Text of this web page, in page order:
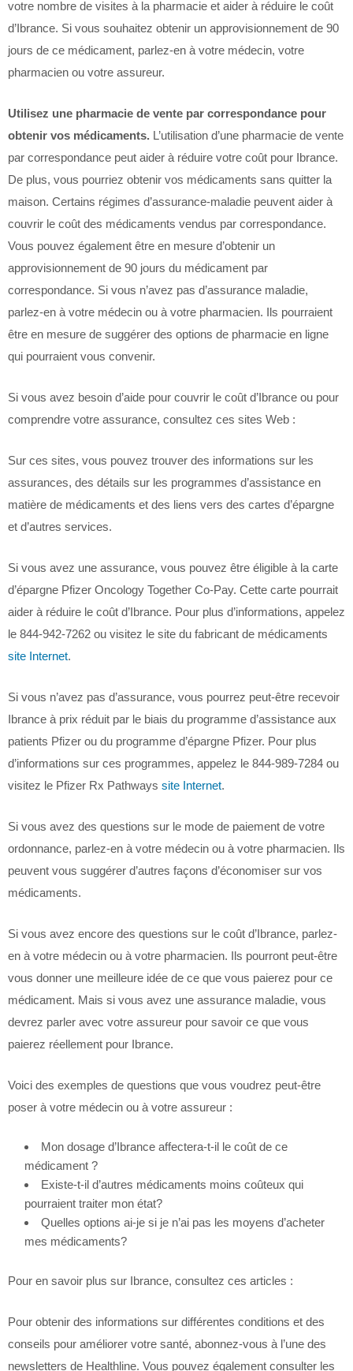
votre nombre de visites à la pharmacie et aider à réduire le coût
d’Ibrance. Si vous souhaitez obtenir un approvisionnement de 90
jours de ce médicament, parlez-en à votre médecin, votre
pharmacien ou votre assureur.
Utilisez une pharmacie de vente par correspondance pour
obtenir vos médicaments. L’utilisation d’une pharmacie de vente
par correspondance peut aider à réduire votre coût pour Ibrance.
De plus, vous pourriez obtenir vos médicaments sans quitter la
maison. Certains régimes d’assurance-maladie peuvent aider à
couvrir le coût des médicaments vendus par correspondance.
Vous pouvez également être en mesure d’obtenir un
approvisionnement de 90 jours du médicament par
correspondance. Si vous n’avez pas d’assurance maladie,
parlez-en à votre médecin ou à votre pharmacien. Ils pourraient
être en mesure de suggérer des options de pharmacie en ligne
qui pourraient vous convenir.
Si vous avez besoin d’aide pour couvrir le coût d’Ibrance ou pour
comprendre votre assurance, consultez ces sites Web :
Sur ces sites, vous pouvez trouver des informations sur les
assurances, des détails sur les programmes d’assistance en
matière de médicaments et des liens vers des cartes d’épargne
et d’autres services.
Si vous avez une assurance, vous pouvez être éligible à la carte
d’épargne Pfizer Oncology Together Co-Pay. Cette carte pourrait
aider à réduire le coût d’Ibrance. Pour plus d’informations, appelez
le 844-942-7262 ou visitez le site du fabricant de médicaments
site Internet.
Si vous n’avez pas d’assurance, vous pourrez peut-être recevoir
Ibrance à prix réduit par le biais du programme d’assistance aux
patients Pfizer ou du programme d’épargne Pfizer. Pour plus
d’informations sur ces programmes, appelez le 844-989-7284 ou
visitez le Pfizer Rx Pathways site Internet.
Si vous avez des questions sur le mode de paiement de votre
ordonnance, parlez-en à votre médecin ou à votre pharmacien. Ils
peuvent vous suggérer d’autres façons d’économiser sur vos
médicaments.
Si vous avez encore des questions sur le coût d’Ibrance, parlez-
en à votre médecin ou à votre pharmacien. Ils pourront peut-être
vous donner une meilleure idée de ce que vous paierez pour ce
médicament. Mais si vous avez une assurance maladie, vous
devrez parler avec votre assureur pour savoir ce que vous
paierez réellement pour Ibrance.
Voici des exemples de questions que vous voudrez peut-être
poser à votre médecin ou à votre assureur :
Mon dosage d’Ibrance affectera-t-il le coût de ce
médicament ?
Existe-t-il d’autres médicaments moins coûteux qui
pourraient traiter mon état?
Quelles options ai-je si je n’ai pas les moyens d’acheter
mes médicaments?
Pour en savoir plus sur Ibrance, consultez ces articles :
Pour obtenir des informations sur différentes conditions et des
conseils pour améliorer votre santé, abonnez-vous à l’une des
newsletters de Healthline. Vous pouvez également consulter les